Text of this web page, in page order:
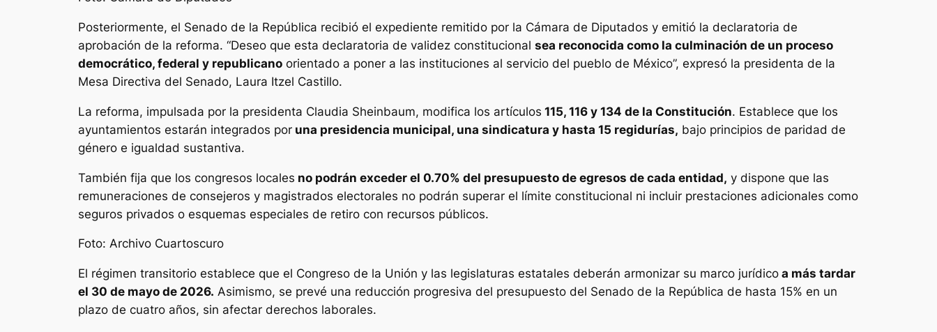
Posteriormente, el Senado de la República recibió el expediente remitido por la Cámara de Diputados y emitió la declaratoria de
aprobación de la reforma. “Deseo que esta declaratoria de validez constitucional sea reconocida como la culminación de un proceso
democrático, federal y republicano orientado a poner a las instituciones al servicio del pueblo de México”, expresó la presidenta de la
Mesa Directiva del Senado, Laura Itzel Castillo.
La reforma, impulsada por la presidenta Claudia Sheinbaum, modifica los artículos 115, 116 y 134 de la Constitución. Establece que los
ayuntamientos estarán integrados por una presidencia municipal, una sindicatura y hasta 15 regidurías, bajo principios de paridad de
género e igualdad sustantiva.
También fija que los congresos locales no podrán exceder el 0.70% del presupuesto de egresos de cada entidad, y dispone que las
remuneraciones de consejeros y magistrados electorales no podrán superar el límite constitucional ni incluir prestaciones adicionales como
seguros privados o esquemas especiales de retiro con recursos públicos.
Foto: Archivo Cuartoscuro
El régimen transitorio establece que el Congreso de la Unión y las legislaturas estatales deberán armonizar su marco jurídico a más tardar
el 30 de mayo de 2026. Asimismo, se prevé una reducción progresiva del presupuesto del Senado de la República de hasta 15% en un
plazo de cuatro años, sin afectar derechos laborales.